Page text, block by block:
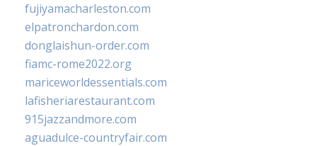
fujiyamacharleston.com
elpatronchardon.com
donglaishun-order.com
fiamc-rome2022.org
mariceworldessentials.com
lafisheriarestaurant.com
915jazzandmore.com
aguadulce-countryfair.com